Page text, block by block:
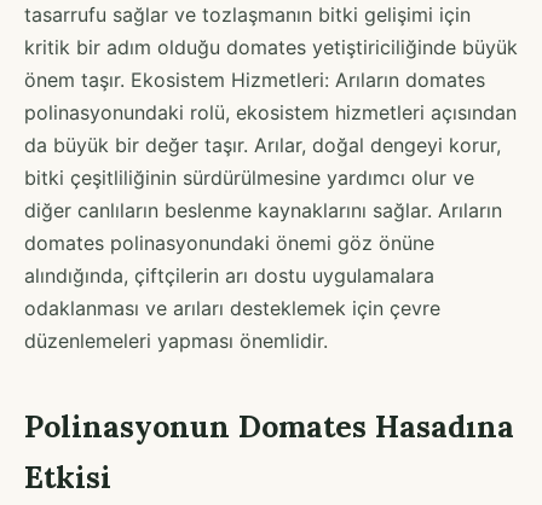
tasarrufu sağlar ve tozlaşmanın bitki gelişimi için
kritik bir adım olduğu domates yetiştiriciliğinde büyük
önem taşır. Ekosistem Hizmetleri: Arıların domates
polinasyonundaki rolü, ekosistem hizmetleri açısından
da büyük bir değer taşır. Arılar, doğal dengeyi korur,
bitki çeşitliliğinin sürdürülmesine yardımcı olur ve
diğer canlıların beslenme kaynaklarını sağlar. Arıların
domates polinasyonundaki önemi göz önüne
alındığında, çiftçilerin arı dostu uygulamalara
odaklanması ve arıları desteklemek için çevre
düzenlemeleri yapması önemlidir.
Polinasyonun Domates Hasadına
Etkisi